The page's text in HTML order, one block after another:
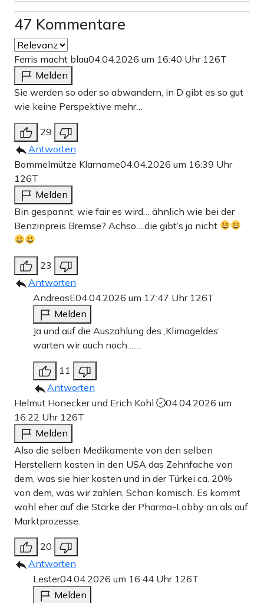
47 Kommentare
Ferris macht blau04.04.2026 um 16:40 Uhr 126T
Melden
Sie werden so oder so abwandern, in D gibt es so gut
wie keine Perspektive mehr…
29
Antworten
Bommelmütze Klarname04.04.2026 um 16:39 Uhr
126T
Melden
Bin gespannt, wie fair es wird… ähnlich wie bei der
Benzinpreis Bremse? Achso….die gibt’s ja nicht
23
Antworten
AndreasE04.04.2026 um 17:47 Uhr 126T
Melden
Ja und auf die Auszahlung des ‚Klimageldes‘
warten wir auch noch……
11
Antworten
Helmut Honecker und Erich Kohl
04.04.2026 um
16:22 Uhr 126T
Melden
Also die selben Medikamente von den selben
Herstellern kosten in den USA das Zehnfache von
dem, was sie hier kosten und in der Türkei ca. 20%
von dem, was wir zahlen. Schon komisch. Es kommt
wohl eher auf die Stärke der Pharma-Lobby an als auf
Marktprozesse.
20
Antworten
Lester04.04.2026 um 16:44 Uhr 126T
Melden